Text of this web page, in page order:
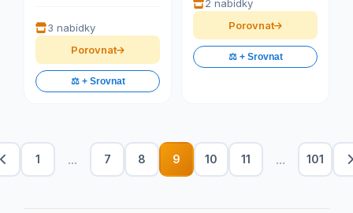
3 nabídky
Porovnat
⚖️ + Srovnat
2 nabídky
Porovnat
⚖️ + Srovnat
1 ... 7 8 9 10 11 ... 101